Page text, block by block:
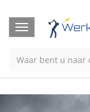
Toggle
navigation